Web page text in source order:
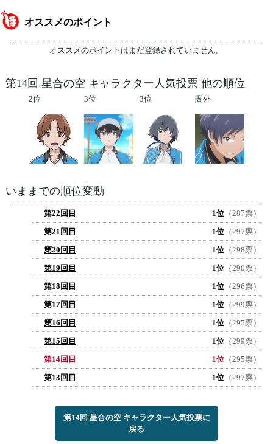
オススメのポイント
オススメのポイントはまだ登録されていません。
第14回 星合の空 キャラクター人気投票 他の順位
2位 3位 3位 圏外
いままでの順位変動
第22回目 1位 （287票）
第21回目
1位 （297票）
第20回目
1位 （298票）
第19回目
1位 （290票）
第18回目
1位 （296票）
第17回目
1位 （299票）
第16回目
1位 （295票）
第15回目
1位 （299票）
第14回目
1位 （295票）
第13回目
1位 （297票）
第14回 星合の空 キャラクター人気投票に
戻る